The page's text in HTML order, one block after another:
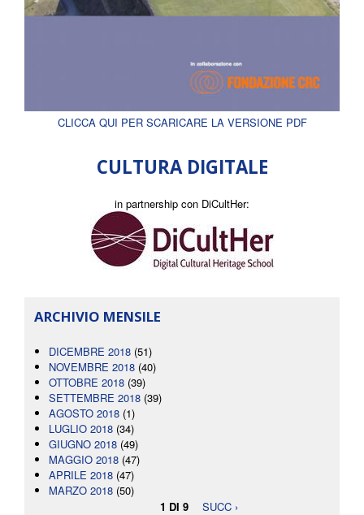
CLICCA QUI PER SCARICARE LA VERSIONE PDF
CULTURA DIGITALE
in partnership con DiCultHer:
ARCHIVIO MENSILE
DICEMBRE 2018 (51)
NOVEMBRE 2018 (40)
OTTOBRE 2018 (39)
SETTEMBRE 2018 (39)
AGOSTO 2018 (1)
LUGLIO 2018 (34)
GIUGNO 2018 (49)
MAGGIO 2018 (47)
APRILE 2018 (47)
MARZO 2018 (50)
1 DI 9
SUCC ›